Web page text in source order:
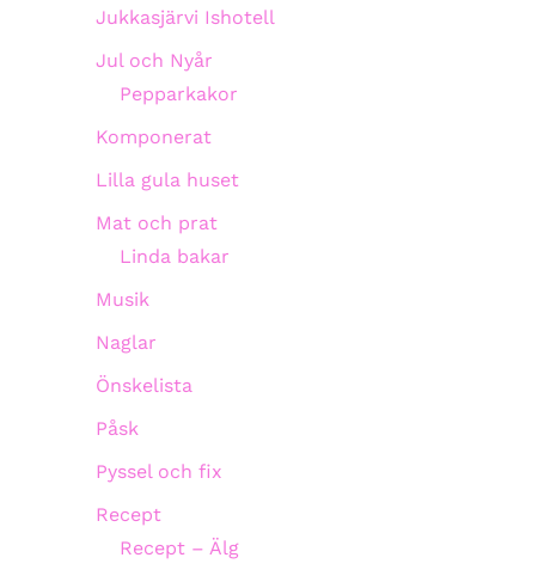
Jukkasjärvi Ishotell
Jul och Nyår
Pepparkakor
Komponerat
Lilla gula huset
Mat och prat
Linda bakar
Musik
Naglar
Önskelista
Påsk
Pyssel och fix
Recept
Recept – Älg